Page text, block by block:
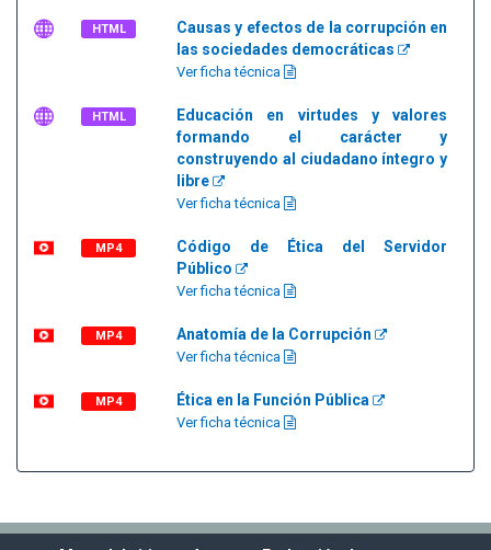
HTML
Causas y efectos de la corrupción en
las sociedades democráticas
Ver ficha técnica
HTML
Educación en virtudes y valores
formando el carácter y
construyendo al ciudadano íntegro y
libre
Ver ficha técnica
MP4
Código de Ética del Servidor
Público
Ver ficha técnica
MP4 Anatomía de la Corrupción
Ver ficha técnica
MP4 Ética en la Función Pública
Ver ficha técnica